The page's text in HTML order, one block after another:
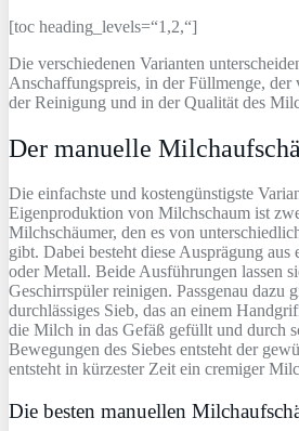
[toc heading_levels=“1,2,“]
Die verschiedenen Varianten
Anschaffungspreis, in der Füllmenge, der
der Reinigung und in der Qualität des
Der manuelle
Die einfachste und kostengünstigste
Eigenproduktion von Milchschaum ist
Milchschäumer, den es von
gibt. Dabei besteht diese Ausprägung aus
oder Metall. Beide Ausführungen lassen
Geschirrspüler reinigen. Passgenau dazu
durchlässiges Sieb, das an einem
die Milch in das Gefäß gefüllt und durch
Bewegungen des Siebes entsteht der
entsteht in kürzester Zeit ein cremiger
Die besten manuellen